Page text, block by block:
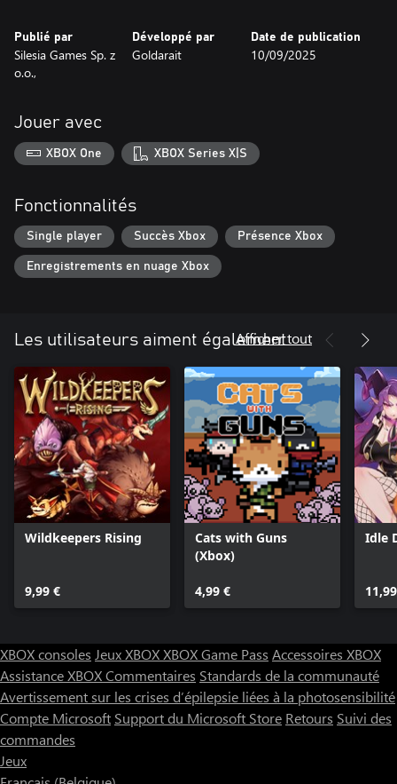
Publié par
Silesia Games Sp. z
o.o.,
Développé par
Goldarait
Date de publication
10/09/2025
Jouer avec
XBOX One XBOX Series X|S
Fonctionnalités
Single player Succès Xbox Présence Xbox
Enregistrements en nuage Xbox
Les utilisateurs aiment également
Afficher tout
Wildkeepers Rising
9,99 €
Cats with Guns
(Xbox)
4,99 €
Idle
XBOX consoles Jeux XBOXXBOX Game Pass Accessoires XBOX
Assistance XBOXCommentaires Standards de la communauté
Avertissement sur les crises d’épilepsie liées à la photosensibilité
Compte Microsoft Support du Microsoft Store Retours Suivi des
commandes
Jeux